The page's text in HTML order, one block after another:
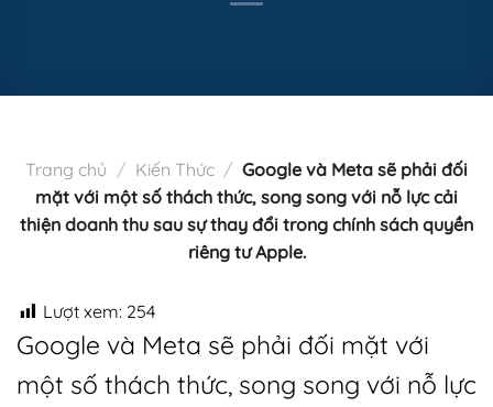
Trang chủ / Kiến Thức / Google và Meta sẽ phải đối
mặt với một số thách thức, song song với nỗ lực cải
thiện doanh thu sau sự thay đổi trong chính sách quyền
riêng tư Apple.
Lượt xem: 254
Google và Meta sẽ phải đối mặt với
một số thách thức, song song với nỗ lực